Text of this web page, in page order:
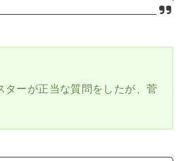
ターが正当な質問をしたが、菅